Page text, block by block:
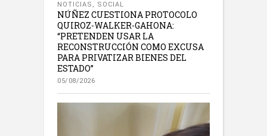
NOTICIAS , SOCIAL
NÚÑEZ CUESTIONA PROTOCOLO
QUIROZ-WALKER-GAHONA:
“PRETENDEN USAR LA
RECONSTRUCCIÓN COMO EXCUSA
PARA PRIVATIZAR BIENES DEL
ESTADO”
05/08/2026